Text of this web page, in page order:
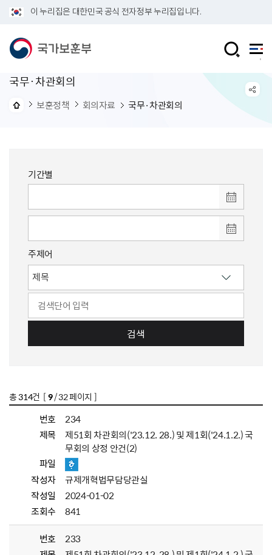
이 누리집은 대한민국 공식 전자정부 누리집입니다.
국무·차관회의
보훈정책 회의자료 국무·차관회의
기간별
주제어
검색
총314건 [9/ 32 페이지 ]
번호
234
제목
제51회 차관회의('23.12. 28.) 및 제1회('24.1.2.) 국
무회의 상정 안건(2)
파일
작성자
규제개혁법무담당관실
작성일
2024-01-02
조회수
841
번호
233